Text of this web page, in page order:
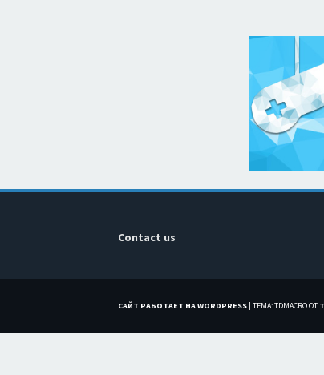
Contact us
САЙТ РАБОТАЕТ НА WORDPRESS ТЕМА: TDMACRO ОТ